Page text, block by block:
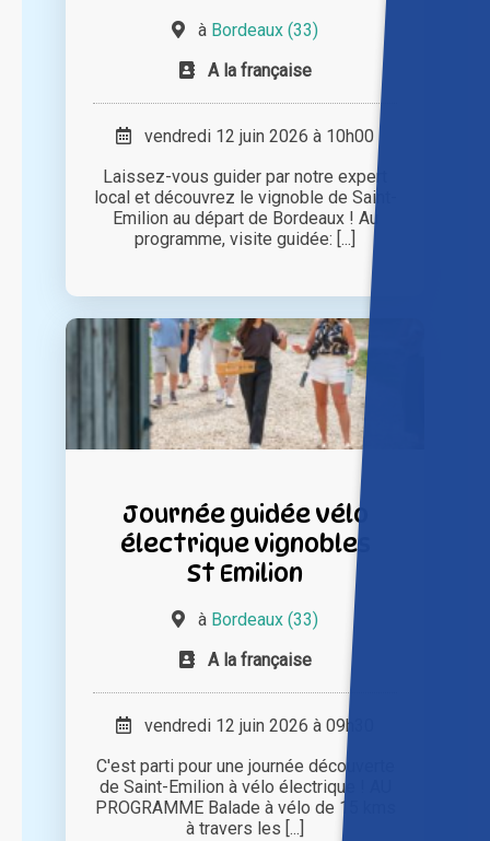
à Bordeaux (33)
A la française
vendredi 12 juin 2026 à 10h00
Laissez-vous guider par notre expert
local et découvrez le vignoble de Saint-
Emilion au départ de Bordeaux ! Au
programme, visite guidée: [...]
Journée guidée vélo
électrique vignobles
St Emilion
à Bordeaux (33)
A la française
vendredi 12 juin 2026 à 09h30
C'est parti pour une journée découverte
de Saint-Emilion à vélo électrique ! AU
PROGRAMME Balade à vélo de 15 kms
à travers les [...]